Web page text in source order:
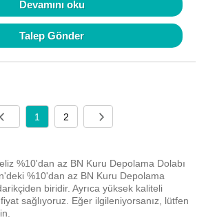
Devamını oku
Talep Gönder
1 2
%10'dan az BN Kuru Depolama Dolabı
%10'dan az BN Kuru Depolama
biridir. Ayrıca yüksek kaliteli
sağlıyoruz. Eğer ilgileniyorsanız, lütfen